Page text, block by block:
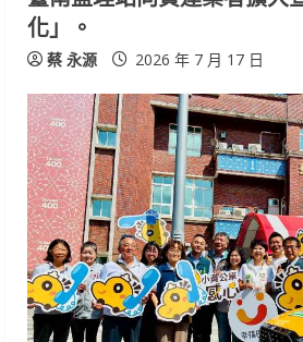
化」。
蔡 永源 2026 年 7 月 17 日